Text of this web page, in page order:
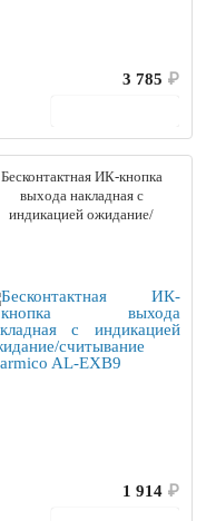
3 785 ₽
Бесконтактная ИК-кнопка
выхода накладная с
индикацией ожидание/
1 914 ₽